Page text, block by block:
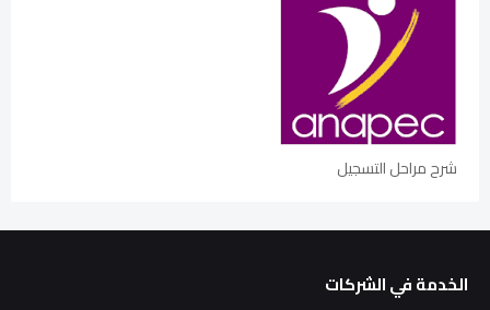
شرح مراحل التسجيل
الخدمة في الشركات